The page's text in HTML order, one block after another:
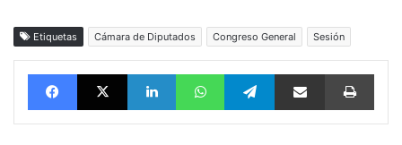
Etiquetas Cámara de Diputados Congreso General Sesión
FacebookX LinkedInWhatsAppTelegramvía email